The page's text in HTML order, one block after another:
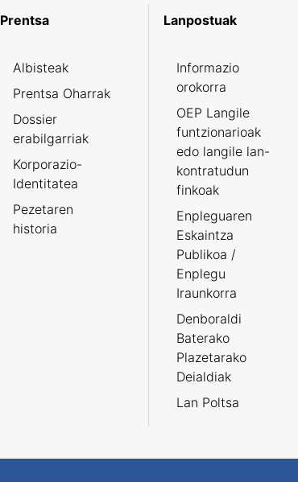
Prentsa
Albisteak
Prentsa Oharrak
Dossier
erabilgarriak
Korporazio-
Identitatea
Pezetaren
historia
Lanpostuak
Informazio
orokorra
OEP Langile
funtzionarioak
edo langile lan-
kontratudun
finkoak
Enpleguaren
Eskaintza
Publikoa /
Enplegu
Iraunkorra
Denboraldi
Baterako
Plazetarako
Deialdiak
Lan Poltsa